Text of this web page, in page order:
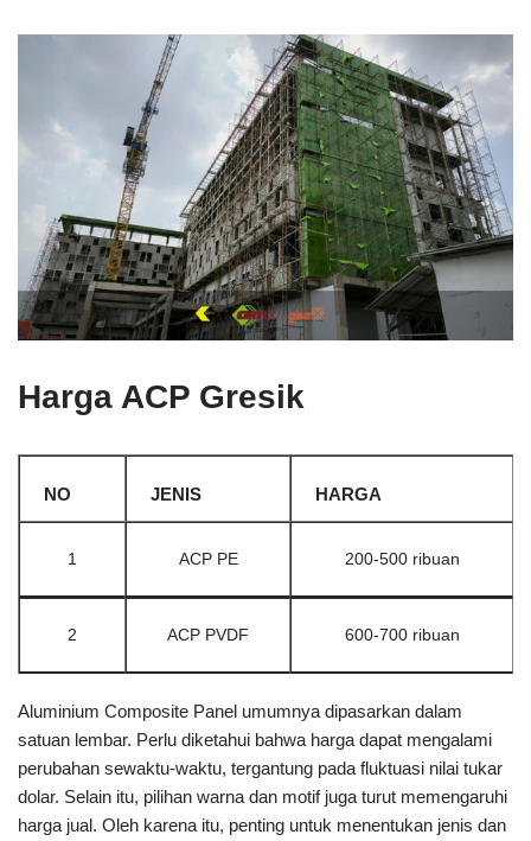
Harga ACP Gresik
NO JENIS HARGA
1 ACP PE 200-500 ribuan
2 ACP PVDF 600-700 ribuan
Aluminium Composite Panel umumnya dipasarkan dalam
satuan lembar. Perlu diketahui bahwa harga dapat mengalami
perubahan sewaktu-waktu, tergantung pada fluktuasi nilai tukar
dolar. Selain itu, pilihan warna dan motif juga turut memengaruhi
harga jual. Oleh karena itu, penting untuk menentukan jenis dan